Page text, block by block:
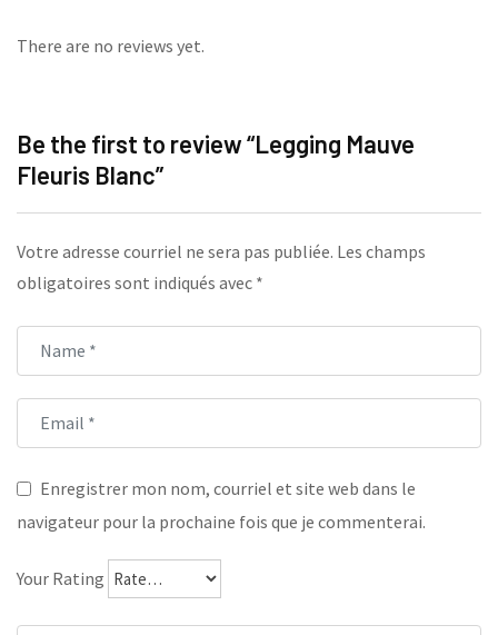
There are no reviews yet.
Be the first to review “Legging Mauve
Fleuris Blanc”
Votre adresse courriel ne sera pas publiée. Les champs
obligatoires sont indiqués avec *
Enregistrer mon nom, courriel et site web dans le
navigateur pour la prochaine fois que je commenterai.
Your Rating